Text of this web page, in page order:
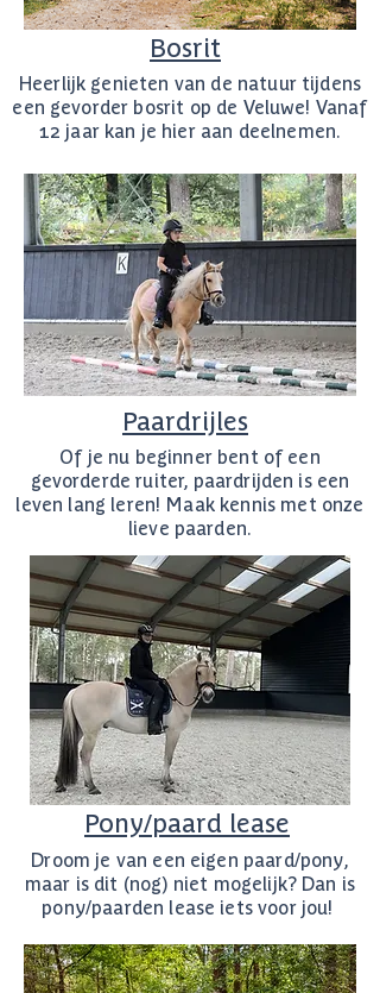
Bosrit
Heerlijk genieten van de natuur tijdens
een gevorder bosrit op de Veluwe! Vanaf
12 jaar kan je hier aan deelnemen.
Paardrijles
Of je nu beginner bent of een
gevorderde ruiter, paardrijden is een
leven lang leren! Maak kennis met onze
lieve paarden.
Pony/paard lease
Droom je van een eigen paard/pony,
maar is dit (nog) niet mogelijk? Dan is
pony/paarden lease iets voor jou!